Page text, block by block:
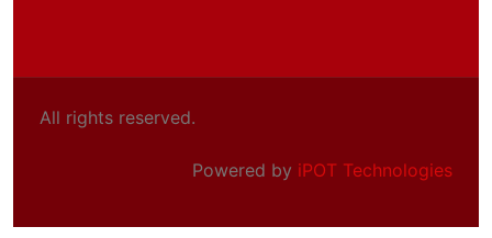
All rights reserved.
Powered by iPOT Technologies